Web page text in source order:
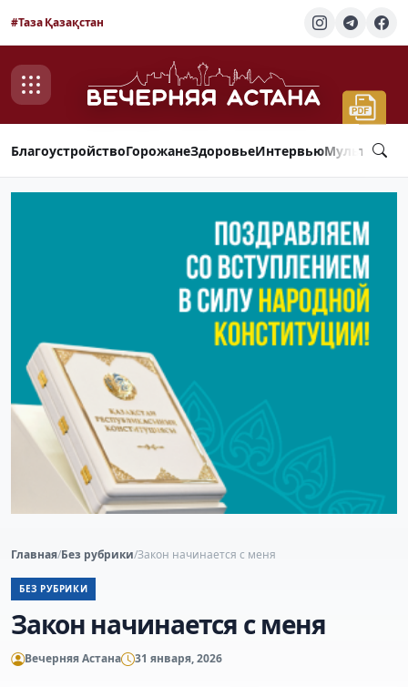
#Таза Қазақстан
БлагоустройствоГорожанеЗдоровьеИнтервью
Главная/Без рубрики/Закон начинается с меня
БЕЗ РУБРИКИ
Закон начинается с меня
Вечерняя Астана 31 января, 2026